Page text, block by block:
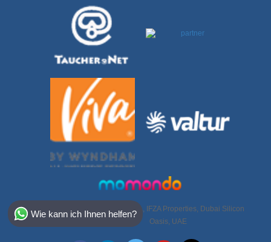
+971 50 950
6952
DSO-IFZA, IFZA Properties, Dubai Silicon
Oasis, UAE
Wie kann ich Ihnen helfen?
Select Destination